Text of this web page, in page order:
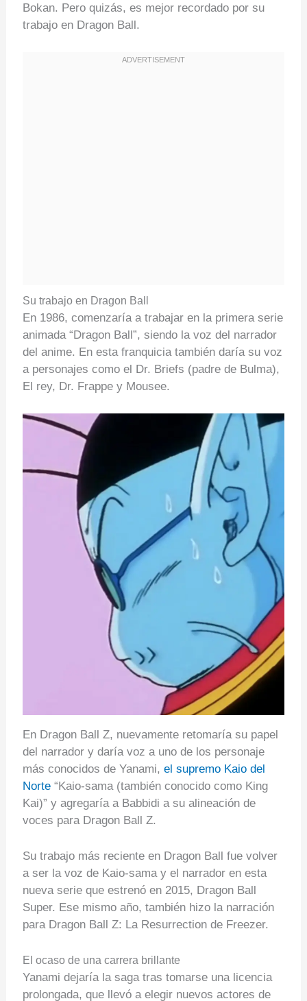
Bokan. Pero quizás, es mejor recordado por su
trabajo en Dragon Ball.
Su trabajo en Dragon Ball
En 1986, comenzaría a trabajar en la primera serie
animada “Dragon Ball”, siendo la voz del narrador
del anime. En esta franquicia también daría su voz
a personajes como el Dr. Briefs (padre de Bulma),
El rey, Dr. Frappe y Mousee.
En Dragon Ball Z, nuevamente retomaría su papel
del narrador y daría voz a uno de los personaje
más conocidos de Yanami, el supremo Kaio del
Norte“Kaio-sama (también conocido como King
Kai)” y agregaría a Babbidi a su alineación de
voces para Dragon Ball Z.
Su trabajo más reciente en Dragon Ball fue volver
a ser la voz de Kaio-sama y el narrador en esta
nueva serie que estrenó en 2015, Dragon Ball
Super. Ese mismo año, también hizo la narración
para Dragon Ball Z: La Resurrection de Freezer.
El ocaso de una carrera brillante
Yanami dejaría la saga tras tomarse una licencia
prolongada, que llevó a elegir nuevos actores de